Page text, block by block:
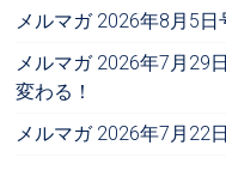
メルマガ 2026年8月5
メルマガ 2026年7月29
変わる！
メルマガ 2026年7月22